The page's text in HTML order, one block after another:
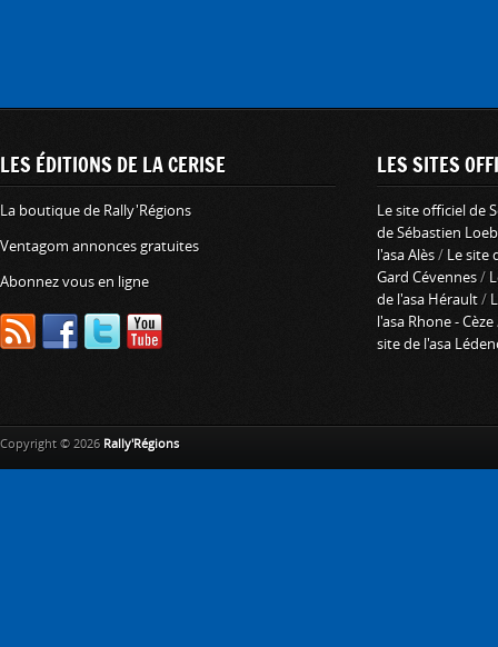
LES ÉDITIONS DE LA CERISE
La boutique de Rally'Régions
Ventagom annonces gratuites
Abonnez vous en ligne
LES SITES
Le site officiel de
de Sébastien Loeb
l'asa Alès/ Le site
Gard Cévennes/
de l'asa Hérault/
l'asa Rhone - Cèze
site de l'asa
Copyright © 2026 Rally'Régions